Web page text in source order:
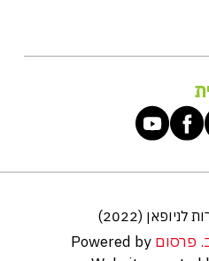
(2022)
Powered by פרסום